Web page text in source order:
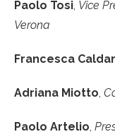
Paolo Tosi, Vice
Verona
Francesca
Adriana Miotto,
Paolo Artelio,